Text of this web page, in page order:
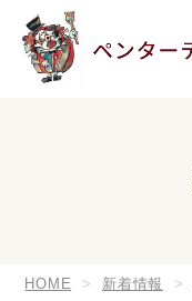
HOME 新着情報